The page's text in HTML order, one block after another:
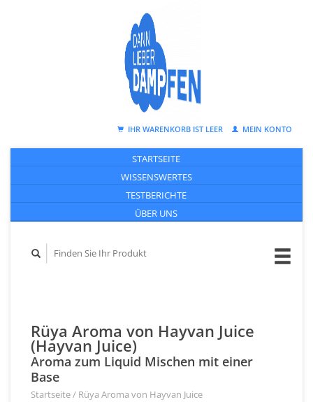
IHR WARENKORB IST LEER MEIN KONTO
STARTSEITE
WISSENSWERTES
TESTBERICHTE
ÜBER UNS
Rüya Aroma von Hayvan Juice
(Hayvan Juice)
Aroma zum Liquid Mischen mit einer
Base
Startseite/ Rüya Aroma von Hayvan Juice